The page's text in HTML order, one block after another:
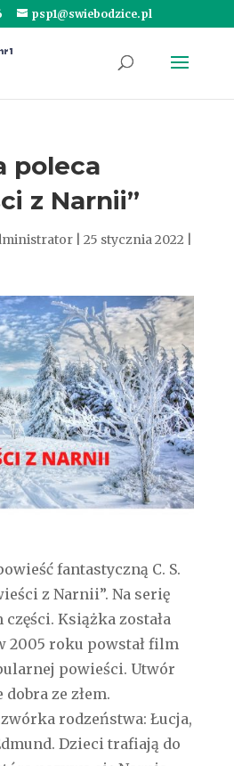
psp1@swiebodzice.pl
poleca
z Narnii”
| 25 stycznia 2022
fantastyczną C. S.
z Narnii”. Na serię
części. Książka została
2005 roku powstał film
powieści. Utwór
ze złem.
rodzeństwa: Łucja,
Dzieci trafiają do